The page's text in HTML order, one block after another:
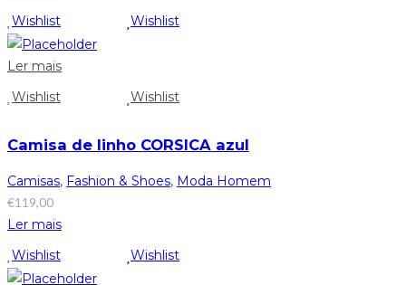
Wishlist
Wishlist
Ler mais
Wishlist
Wishlist
Camisa de linho CORSICA azul
Camisas, Fashion & Shoes, Moda Homem
€119,00
Ler mais
Wishlist
Wishlist